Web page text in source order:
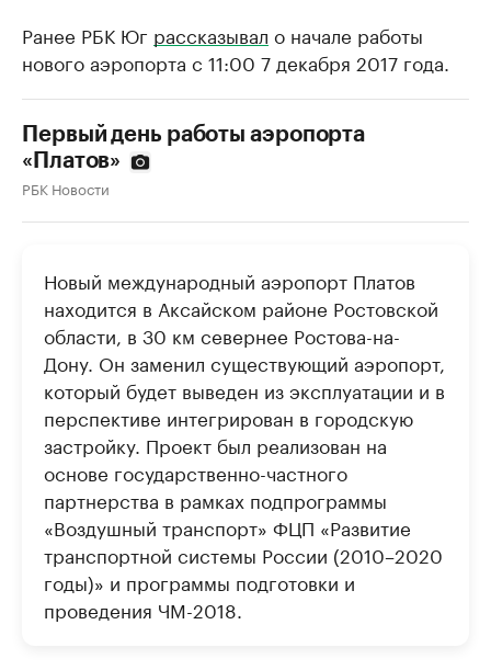
Ранее РБК Юг рассказывал о начале работы
нового аэропорта с 11:00 7 декабря 2017 года.
Первый день работы аэропорта
«Платов»
РБК Новости
Новый международный аэропорт Платов
находится в Аксайском районе Ростовской
области, в 30 км севернее Ростова-на-
Дону. Он заменил существующий аэропорт,
который будет выведен из эксплуатации и в
перспективе интегрирован в городскую
застройку. Проект был реализован на
основе государственно-частного
партнерства в рамках подпрограммы
«Воздушный транспорт» ФЦП «Развитие
транспортной системы России (2010–2020
годы)» и программы подготовки и
проведения ЧМ-2018.